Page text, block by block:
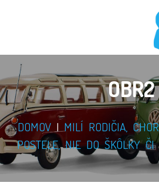
OBR2
DOMOV|MILÍ RODIČIA,
POSTELE, NIE DO ŠKÔLKY ČI